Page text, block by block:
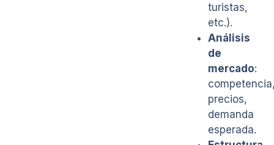
turistas,
etc.).
Análisis
de
mercado:
precios,
demanda
esperada.